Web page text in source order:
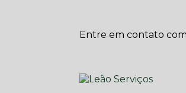
Entre em contato